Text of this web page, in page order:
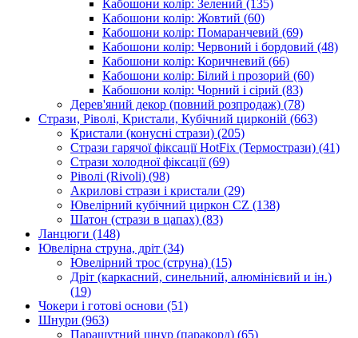
Кабошони колір: Зелений (135)
Кабошони колір: Жовтий (60)
Кабошони колір: Помаранчевий (69)
Кабошони колір: Червоний і бордовий (48)
Кабошони колір: Коричневий (66)
Кабошони колір: Білий і прозорий (60)
Кабошони колір: Чорний і сірий (83)
Дерев'яний декор (повний розпродаж) (78)
Стрази, Ріволі, Кристали, Кубічний цирконій (663)
Кристали (конусні стрази) (205)
Стрази гарячої фіксації HotFix (Термострази) (41)
Стрази холодної фіксації(69)
Ріволі (Rivoli) (98)
Акрилові стрази і кристали (29)
Ювелірний кубічний циркон CZ (138)
Шатон (стрази в цапах) (83)
Ланцюги (148)
Ювелірна струна, дріт (34)
Ювелірний трос (струна) (15)
Дріт (каркасний, синельний, алюмінієвий и ін.)
(19)
Чокери і готові основи (51)
Шнури (963)
Парашутний шнур (паракорд) (65)